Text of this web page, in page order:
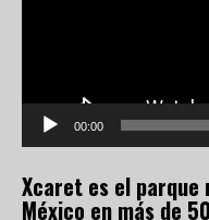
00:00
Xcaret es el parque
México en más de